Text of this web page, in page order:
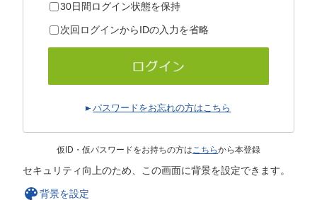
30日間ログイン状態を保持
次回ログインからIDの入力を省略
パスワードをお忘れの方はこちら
仮ID・仮パスワードをお持ちの方はこちらから本登録
セキュリティ向上のため、この画面に背景を設定できます。
背景を設定